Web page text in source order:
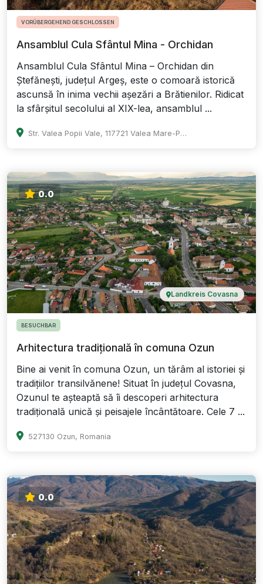
VORÜBERGEHEND GESCHLOSSEN
Ansamblul Cula Sfântul Mina - Orchidan
Ansamblul Cula Sfântul Mina – Orchidan din
Ștefănești, județul Argeș, este o comoară istorică
ascunsă în inima vechii așezări a Brătienilor. Ridicat
la sfârșitul secolului al XIX-lea, ansamblul ...
Str. Valea Popii Vale, 117721 Valea Mare-Podgoria, Romania
0.0
Landkreis Covasna
BESUCHBAR
Arhitectura tradițională în comuna Ozun
Bine ai venit în comuna Ozun, un tărâm al istoriei și
tradițiilor transilvănene! Situat în județul Covasna,
Ozunul te așteaptă să îi descoperi arhitectura
tradițională unică și peisajele încântătoare. Cele 7 ...
527130 Ozun, Romania
0.0